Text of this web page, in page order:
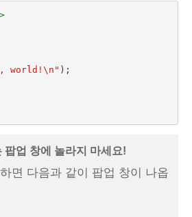
world!\n " );
팝업 창에 놀라지 마세요!
면 다음과 같이 팝업 창이 나옵